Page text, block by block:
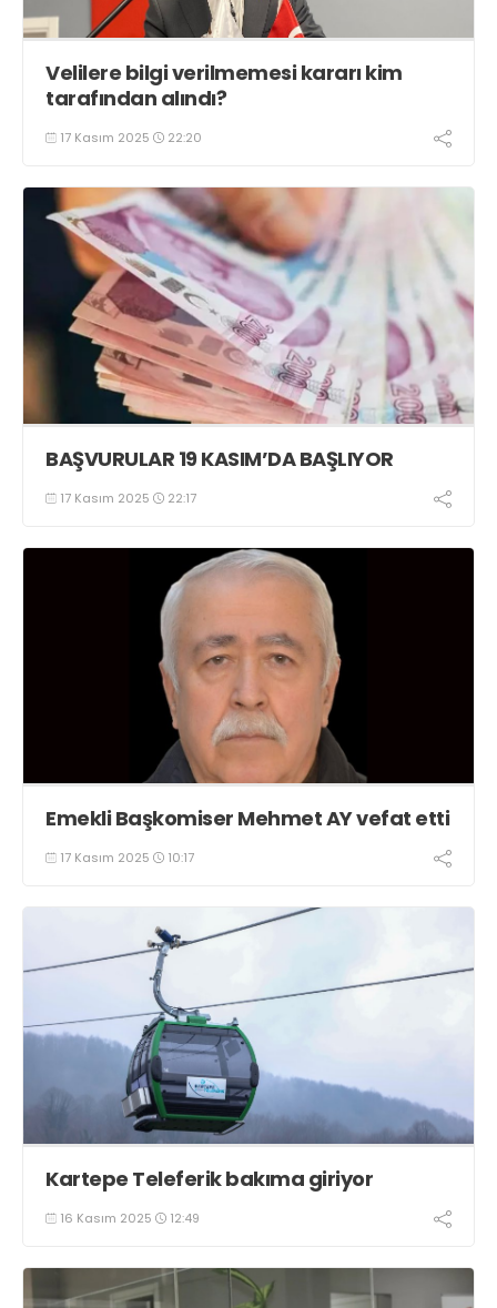
Velilere bilgi verilmemesi kararı kim
tarafından alındı?
17 Kasım 2025 22:20
BAŞVURULAR 19 KASIM’DA BAŞLIYOR
17 Kasım 2025 22:17
Emekli Başkomiser Mehmet AY vefat etti
17 Kasım 2025 10:17
Kartepe Teleferik bakıma giriyor
16 Kasım 2025 12:49